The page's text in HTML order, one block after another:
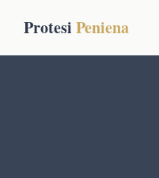
Protesi Peniena